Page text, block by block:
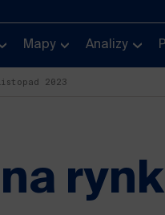
Mapy Analizy
2023